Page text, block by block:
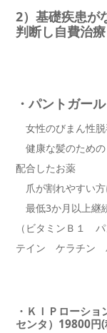
2）基礎疾患が
判断し自費治
・パントガ
女性のびまん性
健康な髪のため
配合したお薬
爪が割れやすい方
最低3か月以上継
（ビタミンＢ１
テイン ケラチン
・ＫＩＰローシ
センタ）19800円